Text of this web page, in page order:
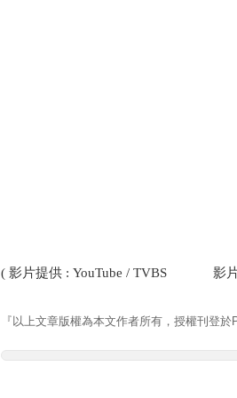
( 影片提供 : YouTube / TVBS 影片
『以上文章版權為本文作者所有，授權刊登於